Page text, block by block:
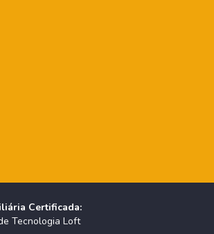
Certificada:
Tecnologia Loft